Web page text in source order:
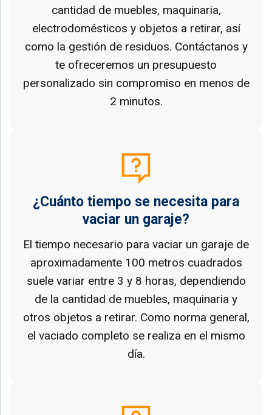
cantidad de muebles, maquinaria,
electrodomésticos y objetos a retirar, así
como la gestión de residuos. Contáctanos y
te ofreceremos un presupuesto
personalizado sin compromiso en menos de
2 minutos.
¿Cuánto tiempo se necesita para
vaciar un garaje?
El tiempo necesario para vaciar un garaje de
aproximadamente 100 metros cuadrados
suele variar entre 3 y 8 horas, dependiendo
de la cantidad de muebles, maquinaria y
otros objetos a retirar. Como norma general,
el vaciado completo se realiza en el mismo
día.